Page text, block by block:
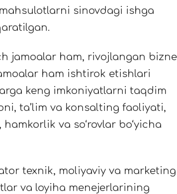
sinovdagi ishga
jamoalar ham, rivojlangan
ham ishtirok etishlari
keng imkoniyatlarni taqdim
ta’lim va konsalting faoliyati,
hamkorlik va so‘rovlar bo‘yicha
texnik, moliyaviy va marketing
va loyiha menejerlarining